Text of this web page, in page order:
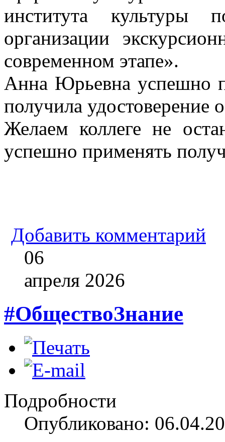
института культуры
организации
современном этапе».
Анна Юрьевна успешно
получила
Желаем коллеге не
успешно применять
Добавить комментарий
06
апреля 2026
#ОбществоЗнание
Подробности
Опубликовано: